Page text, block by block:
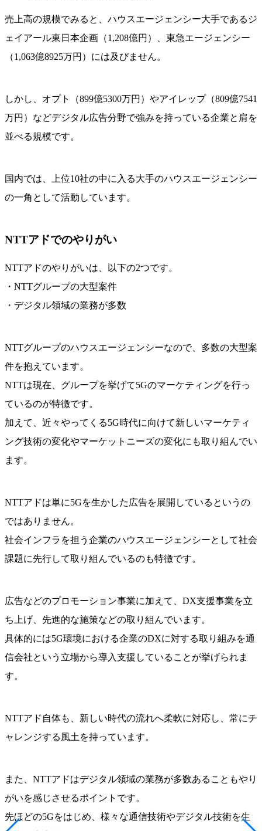
売上高の規模でみると、ハウスエージェンシー大手であるジ
ェイアール東日本企画（1,208億円）、東急エージェンシー
（1,063億8925万円）には及びません。
しかし、オプト（899億5300万円）やアイレップ（809億7541
万円）などデジタル広告分野で強みを持っている企業と肩を
並べる規模です。
国内では、上位10社の中に入る大手のハウスエージェンシー
の一角として活動しています。
NTTアドでのやりがい
NTTアドのやりがいは、以下の2つです。
・NTTグループの大型案件
・デジタル領域の業務が多数
NTTグループのハウスエージェンシーなので、多数の大型案
件を抱えています。
NTTは現在、グループを挙げて5Gのマーケティングを行っ
ているのが特徴です。
加えて、近々やってくる5G時代に向けて新しいマーケティ
ング技術の変化やマーケットニーズの変化にも取り組んでい
ます。
NTTアドは単に5Gを生かした広告を展開しているというの
ではありません。
社会インフラを担う企業のハウスエージェンシーとして社会
課題に先行して取り組んでいるのも特徴です。
広告などのプロモーション事業に加えて、DX支援事業を立
ち上げ、先進的な施策などの取り組んでいます。
具体的には5G環境における企業のDXに対する取り組みを通
信会社という立場から導入支援していることが挙げられま
す。
NTTアド自体も、新しい時代の流れへ柔軟に対応し、常にチ
ャレンジする風土を持っています。
また、NTTアドはデジタル領域の業務が多数あることもやり
がいを感じさせるポイントです。
先ほどの5Gをはじめ、様々な通信技術やデジタル技術を生